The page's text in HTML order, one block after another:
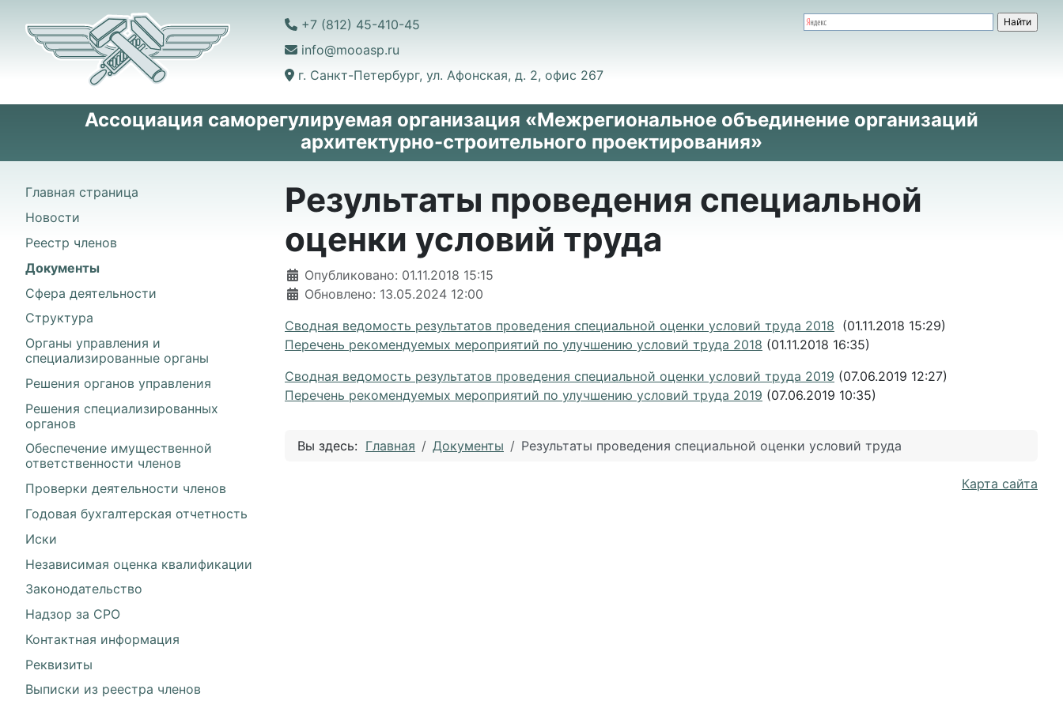
+7 (812) 45-410-45
info@mooasp.ru
г. Санкт-Петербург, ул. Афонская, д. 2, офис 267
Ассоциация саморегулируемая организация «Межрегиональное объединение организаций
архитектурно-строительного проектирования»
Главная страница
Новости
Реестр членов
Документы
Сфера деятельности
Структура
Органы управления и
специализированные органы
Решения органов управления
Решения специализированных
органов
Обеспечение имущественной
ответственности членов
Проверки деятельности членов
Годовая бухгалтерская отчетность
Иски
Независимая оценка квалификации
Законодательство
Надзор за СРО
Контактная информация
Реквизиты
Выписки из реестра членов
Результаты проведения специальной
оценки условий труда
Информация о материале
Опубликовано: 01.11.2018 15:15
Обновлено: 13.05.2024 12:00
Сводная ведомость результатов проведения специальной оценки условий труда 2018 (01.11.2018 15:29)
Перечень рекомендуемых мероприятий по улучшению условий труда 2018 (01.11.2018 16:35)
Сводная ведомость результатов проведения специальной оценки условий труда 2019 (07.06.2019 12:27)
Перечень рекомендуемых мероприятий по улучшению условий труда 2019 (07.06.2019 10:35)
Вы здесь: Главная Документы Результаты проведения специальной оценки условий труда
Карта сайта